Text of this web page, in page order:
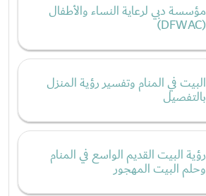
مؤسسة دبي لرعاية النساء والأطفال
(DFWAC)
البيت في المنام وتفسير رؤية المنزل
بالتفصيل
رؤية البيت القديم الواسع في المنام
وحلم البيت المهجور